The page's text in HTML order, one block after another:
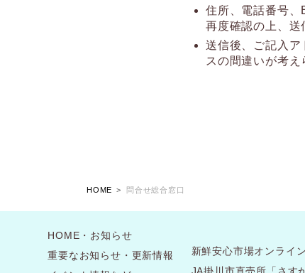
住所、電話番号、
再度確認の上、送
送信後、ご記入ア
スの間違いが考え
HOME 問合せ総合窓口
HOME・お知らせ
重要なお知らせ・更新情報
新鮮安心市場オンライ